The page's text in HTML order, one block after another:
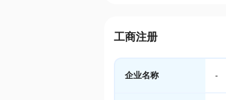
工商注册
企业名称 -